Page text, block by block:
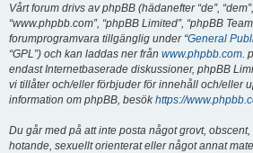
Vårt forum drivs av phpBB (hädanefter “de”,
“www.phpbb.com”, “phpBB Limited”, “phpBB
forumprogramvara tillgänglig under “General
“GPL”) och kan laddas ner från www.phpbb.com.
endast Internetbaserade diskussioner, phpBB
vi tillåter och/eller förbjuder för innehåll och/eller
information om phpBB, besökhttps://
Du går med på att inte posta något grovt,
hotande, sexuellt orienterat eller något annat